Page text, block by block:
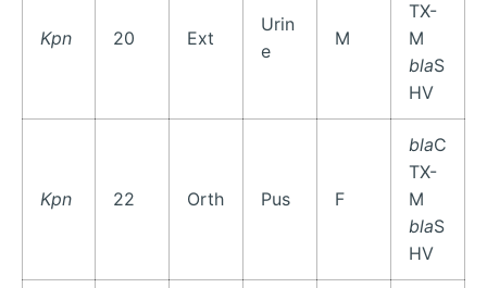
Kpn 20 Ext
Urin
e
M
TX-
M
blaS
HV
Kpn 22 Orth Pus F
blaC
TX-
M
blaS
HV